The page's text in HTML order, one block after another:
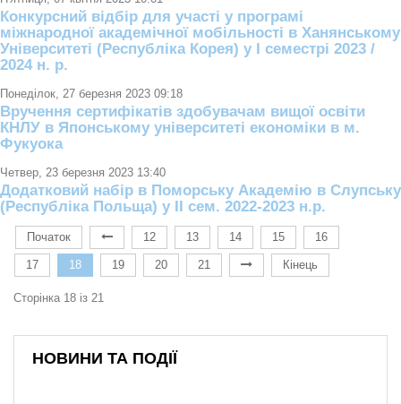
Конкурсний відбір для участі у програмі
міжнародної академічної мобільності в Ханянському
Університеті (Республіка Корея) у І семестрі 2023 /
2024 н. р.
Понеділок, 27 березня 2023 09:18
Вручення сертифікатів здобувачам вищої освіти
КНЛУ в Японському університеті економіки в м.
Фукуока
Четвер, 23 березня 2023 13:40
Додатковий набір в Поморську Академію в Слупську
(Республіка Польща) у II сем. 2022-2023 н.р.
Початок 12 13 14 15 16
17 18 19 20 21 Кінець
Сторінка 18 із 21
НОВИНИ ТА ПОДІЇ